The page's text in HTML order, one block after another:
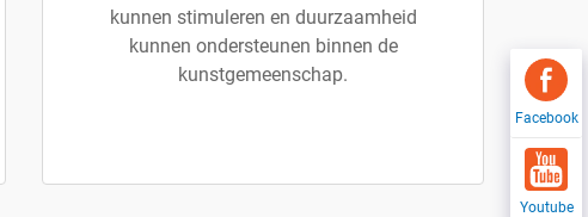
kunnen stimuleren en duurzaamheid
kunnen ondersteunen binnen de
kunstgemeenschap.
Facebook
Youtube